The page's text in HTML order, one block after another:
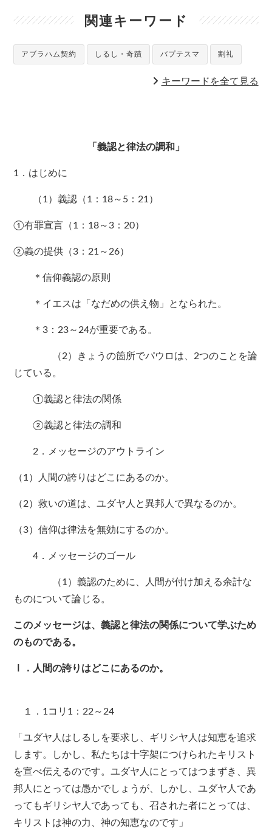
関連キーワード
アブラハム契約 しるし・奇蹟 バプテスマ 割礼
キーワードを全て見る
「義認と律法の調和」
1．はじめに
（1）義認（1：18～5：21）
①有罪宣言（1：18～3：20）
②義の提供（3：21～26）
＊信仰義認の原則
＊イエスは「なだめの供え物」となられた。
＊3：23～24が重要である。
（2）きょうの箇所でパウロは、2つのことを論
じている。
①義認と律法の関係
②義認と律法の調和
2．メッセージのアウトライン
（1）人間の誇りはどこにあるのか。
（2）救いの道は、ユダヤ人と異邦人で異なるのか。
（3）信仰は律法を無効にするのか。
4．メッセージのゴール
（1）義認のために、人間が付け加える余計な
ものについて論じる。
このメッセージは、義認と律法の関係について学ぶため
のものである。
Ⅰ．人間の誇りはどこにあるのか。
１．1コリ1：22～24
「ユダヤ人はしるしを要求し、ギリシヤ人は知恵を追求
します。しかし、私たちは十字架につけられたキリスト
を宣べ伝えるのです。ユダヤ人にとってはつまずき、異
邦人にとっては愚かでしょうが、しかし、ユダヤ人であ
ってもギリシヤ人であっても、召された者にとっては、
キリストは神の力、神の知恵なのです」